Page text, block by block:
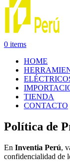
0 items
HOME
TIENDA
CONTACTO
Política de
En Inventia Perú,
confidencialidad de